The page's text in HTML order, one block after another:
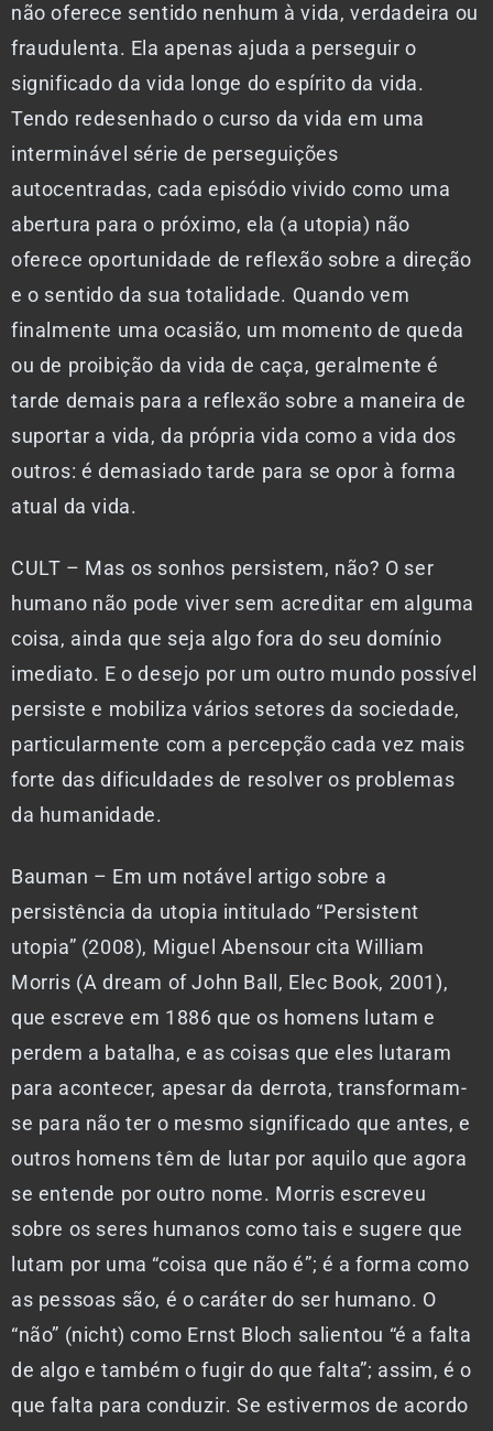
não oferece sentido nenhum à vida, verdadeira ou
fraudulenta. Ela apenas ajuda a perseguir o
significado da vida longe do espírito da vida.
Tendo redesenhado o curso da vida em uma
interminável série de perseguições
autocentradas, cada episódio vivido como uma
abertura para o próximo, ela (a utopia) não
oferece oportunidade de reflexão sobre a direção
e o sentido da sua totalidade. Quando vem
finalmente uma ocasião, um momento de queda
ou de proibição da vida de caça, geralmente é
tarde demais para a reflexão sobre a maneira de
suportar a vida, da própria vida como a vida dos
outros: é demasiado tarde para se opor à forma
atual da vida.
CULT – Mas os sonhos persistem, não? O ser
humano não pode viver sem acreditar em alguma
coisa, ainda que seja algo fora do seu domínio
imediato. E o desejo por um outro mundo possível
persiste e mobiliza vários setores da sociedade,
particularmente com a percepção cada vez mais
forte das dificuldades de resolver os problemas
da humanidade.
Bauman – Em um notável artigo sobre a
persistência da utopia intitulado “Persistent
utopia” (2008), Miguel Abensour cita William
Morris (A dream of John Ball, Elec Book, 2001),
que escreve em 1886 que os homens lutam e
perdem a batalha, e as coisas que eles lutaram
para acontecer, apesar da derrota, transformam-
se para não ter o mesmo significado que antes, e
outros homens têm de lutar por aquilo que agora
se entende por outro nome. Morris escreveu
sobre os seres humanos como tais e sugere que
lutam por uma “coisa que não é”; é a forma como
as pessoas são, é o caráter do ser humano. O
“não” (nicht) como Ernst Bloch salientou “é a falta
de algo e também o fugir do que falta”; assim, é o
que falta para conduzir. Se estivermos de acordo